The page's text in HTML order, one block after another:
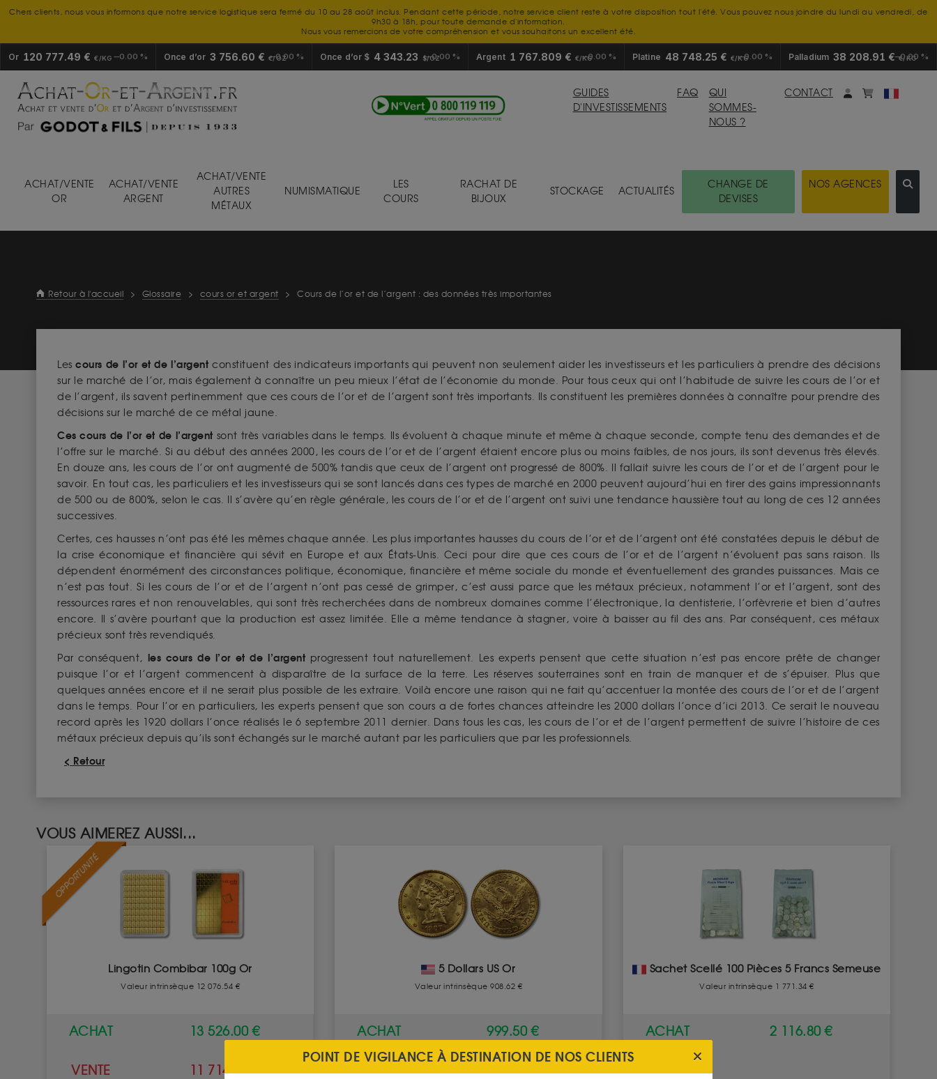
Chers clients, nous vous informons que notre service logistique sera fermé du 10 au 28 août inclus. Pendant cette période, notre service client reste à votre disposition tout l'été. Vous pouvez nous joindre du lundi au vendredi, de
9h30 à 18h, pour toute demande d'information.
Nous vous remercions de votre compréhension et vous souhaitons un excellent été.
Or 120 777.49 € €/KG 0.00 % Once d’or 3 756.60 € €/OZ
0.00 % Once d’or $ 4 343.23 $/OZ0.00 % Argent 1 767.809 € €/KG0.00 % Platine 48 748.25 € €/KG0.00 % Palladium 38 208.91 €€/KG
0.00 %
GUIDES
D'INVESTISSEMENTS
FAQ
QUI
SOMMES-
NOUS ?
CONTACT Mon compte
monpanier
ACHAT/VENTE
OR
ACHAT/VENTE
ARGENT
ACHAT/VENTE
AUTRES
MÉTAUX
NUMISMATIQUE
LES
COURS
RACHAT DE
BIJOUX
STOCKAGE ACTUALITÉS
CHANGE DE
DEVISES
NOS AGENCES
Retour à l'accueil > Glossaire > cours or et argent > Cours de l’or et de l’argent : des données très importantes
Lescours de l’oret de l’argent constituent des indicateurs importants qui peuvent non seulement aider les investisseurs et les particuliers à prendre des décisions
sur le marché de l’or, mais également à connaître un peu mieux l’état de l’économie du monde. Pour tous ceux qui ont l’habitude de suivre les cours de l’or et
de l’argent, ils savent pertinemment que ces cours de l’or et de l’argent sont très importants. Ils constituent les premières données à connaître pour prendre des
décisions sur le marché de ce métal jaune.
Ces cours de l’or et de l’argent sont très variables dans le temps. Ils évoluent à chaque minute et même à chaque seconde, compte tenu des demandes et de
l’offre sur le marché. Si au début des années 2000, les cours de l’or et de l’argent étaient encore plus ou moins faibles, de nos jours, ils sont devenus très élevés.
En douze ans, les cours de l’or ont augmenté de 500% tandis que ceux de l’argent ont progressé de 800%. Il fallait suivre les cours de l’or et de l’argent pour le
savoir. En tout cas, les particuliers et les investisseurs qui se sont lancés dans ces types de marché en 2000 peuvent aujourd’hui en tirer des gains impressionnants
de 500 ou de 800%, selon le cas. Il s’avère qu’en règle générale, les cours de l’or et de l’argent ont suivi une tendance haussière tout au long de ces 12 années
successives.
Certes, ces hausses n’ont pas été les mêmes chaque année. Les plus importantes hausses du cours de l’or et de l’argent ont été constatées depuis le début de
la crise économique et financière qui sévit en Europe et aux États-Unis. Ceci pour dire que ces cours de l’or et de l’argent n’évoluent pas sans raison. Ils
dépendent énormément des circonstances politique, économique, financière et même sociale du monde et éventuellement des grandes puissances. Mais ce
n’est pas tout. Si les cours de l’or et de l’argent n’ont pas cessé de grimper, c’est aussi parce que les métaux précieux, notamment l’or et l’argent, sont des
ressources rares et non renouvelables, qui sont très recherchées dans de nombreux domaines comme l’électronique, la dentisterie, l’orfèvrerie et bien d’autres
encore. Il s’avère pourtant que la production est assez limitée. Elle a même tendance à stagner, voire à baisser au fil des ans. Par conséquent, ces métaux
précieux sont très revendiqués.
Par conséquent, les cours de l’or et de l’argent progressent tout naturellement. Les experts pensent que cette situation n’est pas encore prête de changer
puisque l’or et l’argent commencent à disparaître de la surface de la terre. Les réserves souterraines sont en train de manquer et de s’épuiser. Plus que
quelques années encore et il ne serait plus possible de les extraire. Voilà encore une raison qui ne fait qu’accentuer la montée des cours de l’or et de l’argent
dans le temps. Pour l’or en particuliers, les experts pensent que son cours a de fortes chances atteindre les 2000 dollars l’once d’ici 2013. Ce serait le nouveau
record après les 1920 dollars l’once réalisés le 6 septembre 2011 dernier. Dans tous les cas, les cours de l’or et de l’argent permettent de suivre l’histoire de ces
métaux précieux depuis qu’ils sont échangés sur le marché autant par les particuliers que par les professionnels.
< Retour
VOUS AIMEREZ AUSSI...
OPPORTUNITÉ
Lingotin Combibar 100g Or
Valeur intrinsèque 12 076.54 €
ACHAT 13 526.00 €
VENTE 11 714.00 €
5 Dollars US Or
Valeur intrinsèque 908.62 €
ACHAT 999.50 €
VENTE 865.00 €
Sachet Scellé 100 Pièces 5 Francs Semeuse
Valeur intrinsèque 1 771.34 €
ACHAT 2 116.80 €
POINT DE VIGILANCE À DESTINATION DE NOS CLIENTS